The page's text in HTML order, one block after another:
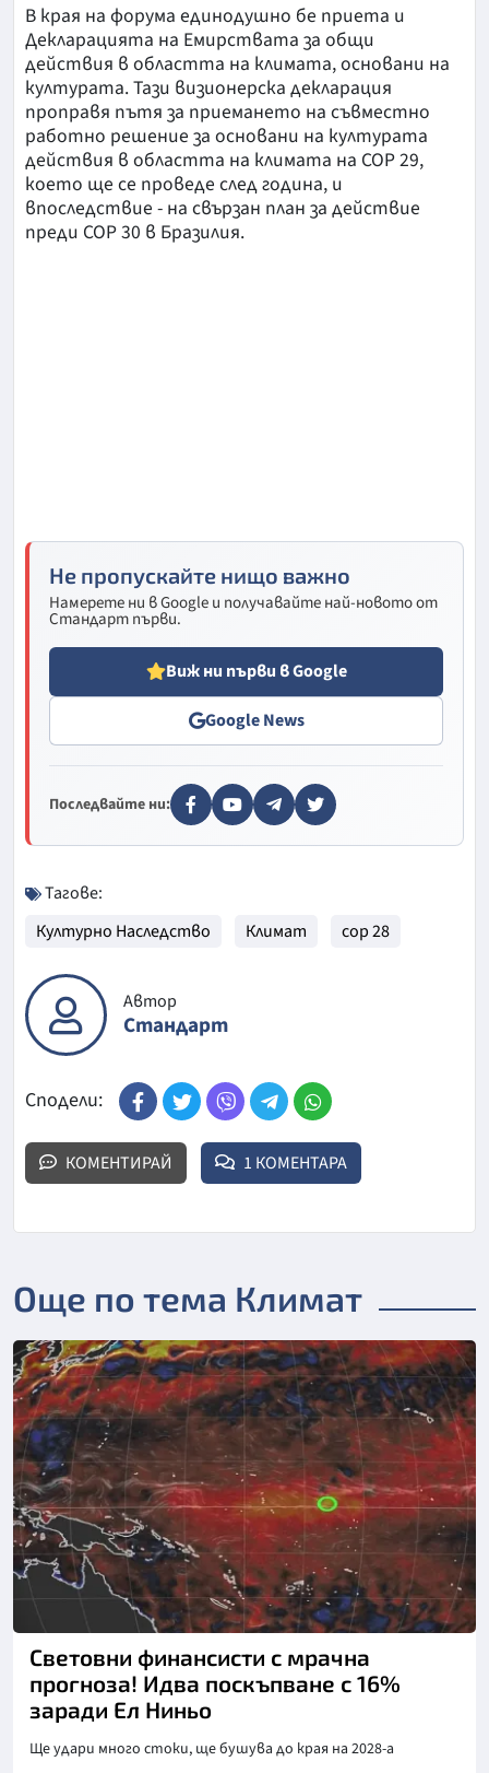
В края на форума единодушно бе приета и
Декларацията на Емирствата за общи
действия в областта на климата, основани на
културата. Тази визионерска декларация
проправя пътя за приемането на съвместно
работно решение за основани на културата
действия в областта на климата на COP 29,
което ще се проведе след година, и
впоследствие - на свързан план за действие
преди COP 30 в Бразилия.
Не пропускайте нищо важно
Намерете ни в Google и получавайте най-новото от
Стандарт първи.
Виж ни първи в Google
Google News
Последвайте ни:
Тагове:
Културно Наследство
Климат сор 28
Автор
Стандарт
Сподели:
КОМЕНТИРАЙ 1 КОМЕНТАРА
Още по тема Климат
Снимка: Meteo Balkans
Световни финансисти с мрачна
прогноза! Идва поскъпване с 16%
заради Ел Ниньо
Ще удари много стоки, ще бушува до края на 2028-а